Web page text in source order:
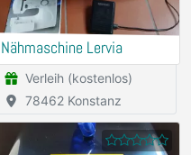
Nähmaschine Lervia
Verleih (kostenlos)
78462 Konstanz